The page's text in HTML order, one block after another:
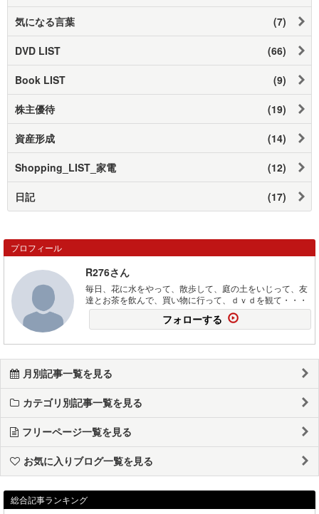
気になる言葉 (7)
DVD LIST (66)
Book LIST (9)
株主優待 (19)
資産形成 (14)
Shopping_LIST_家電 (12)
日記 (17)
プロフィール
R276さん
毎日、花に水をやって、散歩して、庭の土をいじって、友
達とお茶を飲んで、買い物に行って、ｄｖｄを観て・・・
フォローする
月別記事一覧を見る
カテゴリ別記事一覧を見る
フリーページ一覧を見る
お気に入りブログ一覧を見る
総合記事ランキング